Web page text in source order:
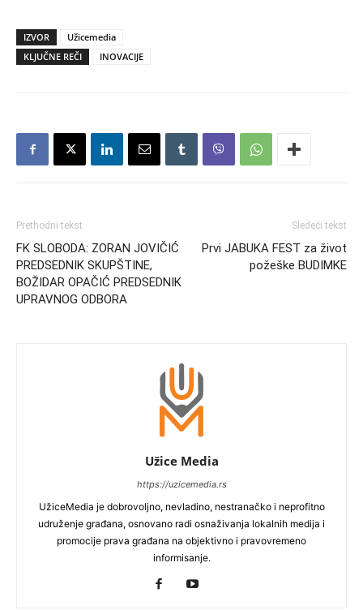
IZVOR
Užicemedia
KLJUČNE REČI
INOVACIJE
Prethodni tekst
FK SLOBODA: ZORAN JOVIČIĆ
PREDSEDNIK SKUPŠTINE,
BOŽIDAR OPAČIĆ PREDSEDNIK
UPRAVNOG ODBORA
Sledeći tekst
Prvi JABUKA FEST za život
požeške BUDIMKE
Užice Media
https://uzicemedia.rs
UžiceMedia je dobrovoljno, nevladino, nestranačko i neprofitno
udruženje građana, osnovano radi osnaživanja lokalnih medija i
promocije prava građana na objektivno i pravovremeno
informisanje.